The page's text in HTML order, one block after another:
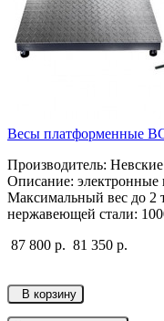
Весы платформенные
Производитель:
Описание:
Максимальный вес до 2
нержавеющей стали:
87 800 р. 81 350 р.
В корзину